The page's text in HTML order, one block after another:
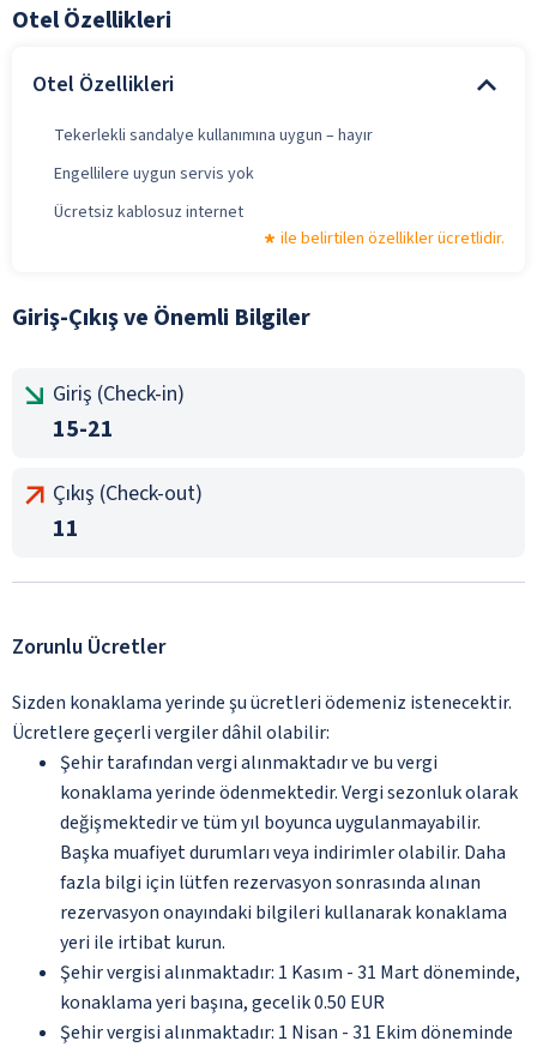
Otel Özellikleri
Otel Özellikleri
Tekerlekli sandalye kullanımına uygun – hayır
Engellilere uygun servis yok
Ücretsiz kablosuz internet
ile belirtilen özellikler ücretlidir.
Giriş-Çıkış ve Önemli Bilgiler
Giriş (Check-in)
15-21
Çıkış (Check-out)
11
Zorunlu Ücretler
Sizden konaklama yerinde şu ücretleri ödemeniz istenecektir.
Ücretlere geçerli vergiler dâhil olabilir:
Şehir tarafından vergi alınmaktadır ve bu vergi
konaklama yerinde ödenmektedir. Vergi sezonluk olarak
değişmektedir ve tüm yıl boyunca uygulanmayabilir.
Başka muafiyet durumları veya indirimler olabilir. Daha
fazla bilgi için lütfen rezervasyon sonrasında alınan
rezervasyon onayındaki bilgileri kullanarak konaklama
yeri ile irtibat kurun.
Şehir vergisi alınmaktadır: 1 Kasım - 31 Mart döneminde,
konaklama yeri başına, gecelik 0.50 EUR
Şehir vergisi alınmaktadır: 1 Nisan - 31 Ekim döneminde